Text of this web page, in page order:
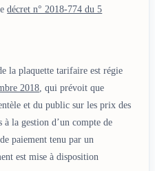
décret n° 2018-774 du 5
la plaquette tarifaire est régie
2018, qui prévoit que
et du public sur les prix des
à la gestion d’un compte de
paiement tenu par un
est mise à disposition